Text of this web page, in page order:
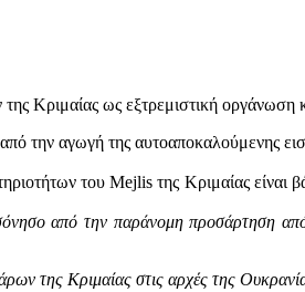
Κριμαίας ως εξτρεμιστική οργάνωση
την αγωγή της αυτοαποκαλούμενης
του Mejlis της Κριμαίας είναι
από την παράνομη προσάρτηση
Κριμαίας στις αρχές της